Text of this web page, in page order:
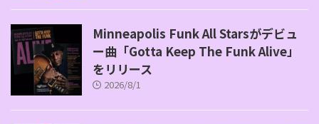
Minneapolis Funk All Starsがデビュ
ー曲「Gotta Keep The Funk Alive」
をリリース
2026/8/1